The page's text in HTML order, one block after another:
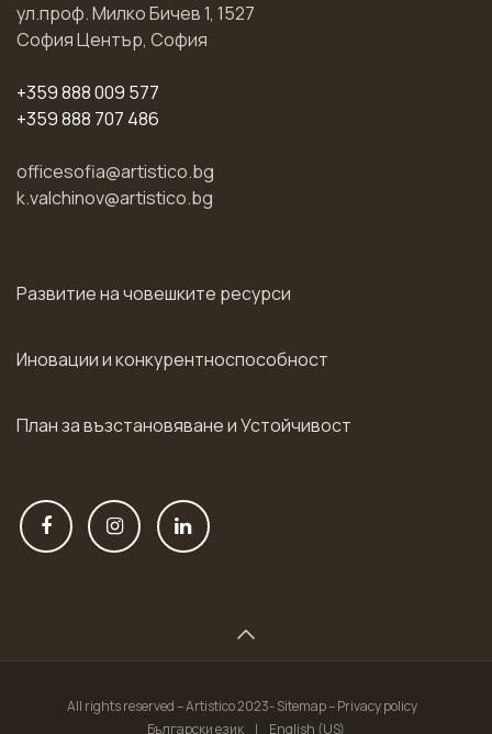
ул.проф. Милко Бичев 1, 1527
София Център, София
+359 888 009 577
+359 888 707 486
officesofia@artistico.bg
k.valchinov@artistico.bg
Развитие на човешките ресурси
Иновации и конкурентноспособност
План за възстановяване и Устойчивост
All rights reserved – Artistico 2023- Sitemap – Privacy policy
Български език
| English (US)